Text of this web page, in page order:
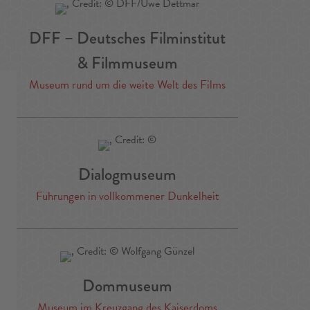
DFF – Deutsches Filminstitut
& Filmmuseum
Museum rund um die weite Welt des Films
Dialogmuseum
Führungen in vollkommener Dunkelheit
Dommuseum